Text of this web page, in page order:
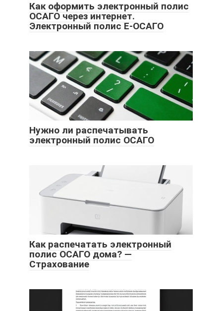
Как оформить электронный полис
ОСАГО через интернет.
Электронный полис Е-ОСАГО
Нужно ли распечатывать
электронный полис ОСАГО
Как распечатать электронный
полис ОСАГО дома? —
Страхование